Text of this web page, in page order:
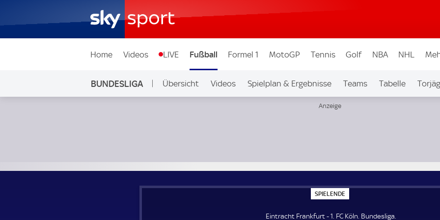
Home Videos LIVE Fußball Formel 1 MotoGP Tennis Golf NBA NHL
BUNDESLIGA Übersicht Videos Spielplan & Ergebnisse Teams Tabelle
SPIELENDE
P
E
Eintracht Frankfurt - 1. FC Köln. Bundesliga.